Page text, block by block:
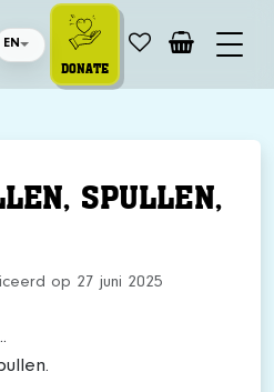
EN
DONATE
SPULLEN,
op 27 juni 2025